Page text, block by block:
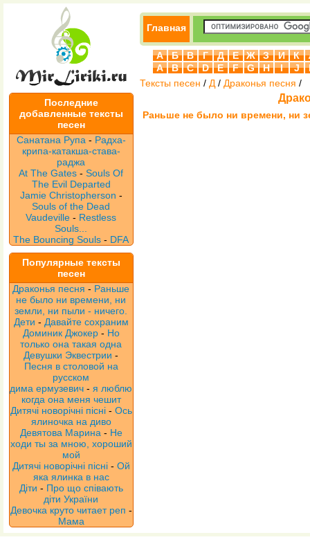
Последние
добавленные тексты
песен
Санатана Рупа - Радха-
крипа-катакша-става-
раджа
At The Gates -Souls Of
The Evil Departed
Jamie Christopherson -
Souls of the Dead
Vaudeville- Restless
Souls...
The Bouncing Souls - DFA
Популярные тексты
песен
Драконья песня - Раньше
не было ни времени, ни
земли, ни пыли - ничего.
Дети - Давайте сохраним
Доминик Джокер - Но
только она такая одна
Девушки Эквестрии -
Песня в столовой на
русском
дима ермузевич -я люблю
когда она меня чешит
Дитячі новорічні пісні - Ось
ялиночка на диво
Девятова Марина - Не
ходи ты за мною, хороший
мой
Дитячі новорічні пісні - Ой
яка ялинка в нас
Діти - Про що співають
діти України
Девочка круто читает реп -
Мама
Главная
А Б В Г Д Е Ж З И К
A
B C D E F G H I J
Тексты песен / Д / Драконья песня /
Раньше не было ни времени, ни